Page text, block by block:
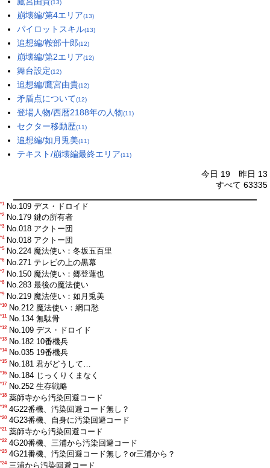
(13)
崩壊編/第4エリア(13)
パイロットスキル(13)
追想編/鞍部十郎(12)
崩壊編/第2エリア(12)
舞台設定(12)
追想編/鷹宮由貴(12)
矛盾点について(12)
登場人物/西暦2188年の人物(11)
セクター移動歴(11)
追想編/如月兎美(11)
テキスト/崩壊編最終エリア(11)
今日 19 昨日 13
すべて 63335
*1 No.109 デス・ドロイド
*2 No.179 鍵の所有者
*3 No.018 アクトー団
*4 No.018 アクトー団
*5 No.224 魔法使い：冬坂五百里
*6 No.271 テレビの上の黒幕
*7 No.150 魔法使い：郷登蓮也
*8 No.283 最後の魔法使い
*9 No.219 魔法使い：如月兎美
*10 No.212 魔法使い：網口愁
*11 No.134 無駄骨
*12 No.109 デス・ドロイド
*13 No.182 10番機兵
*14 No.035 19番機兵
*15 No.181 君がどうして…
*16 No.184 じっくりくまなく
*17 No.252 生存戦略
*18 薬師寺から汚染回避コード
*19 4G22番機、汚染回避コード無し？
*20 4G23番機、自身に汚染回避コード
*21 薬師寺から汚染回避コード
*22 4G20番機、三浦から汚染回避コード
*23 4G21番機、汚染回避コード無し？or三浦から？
*24 三浦から汚染回避コード